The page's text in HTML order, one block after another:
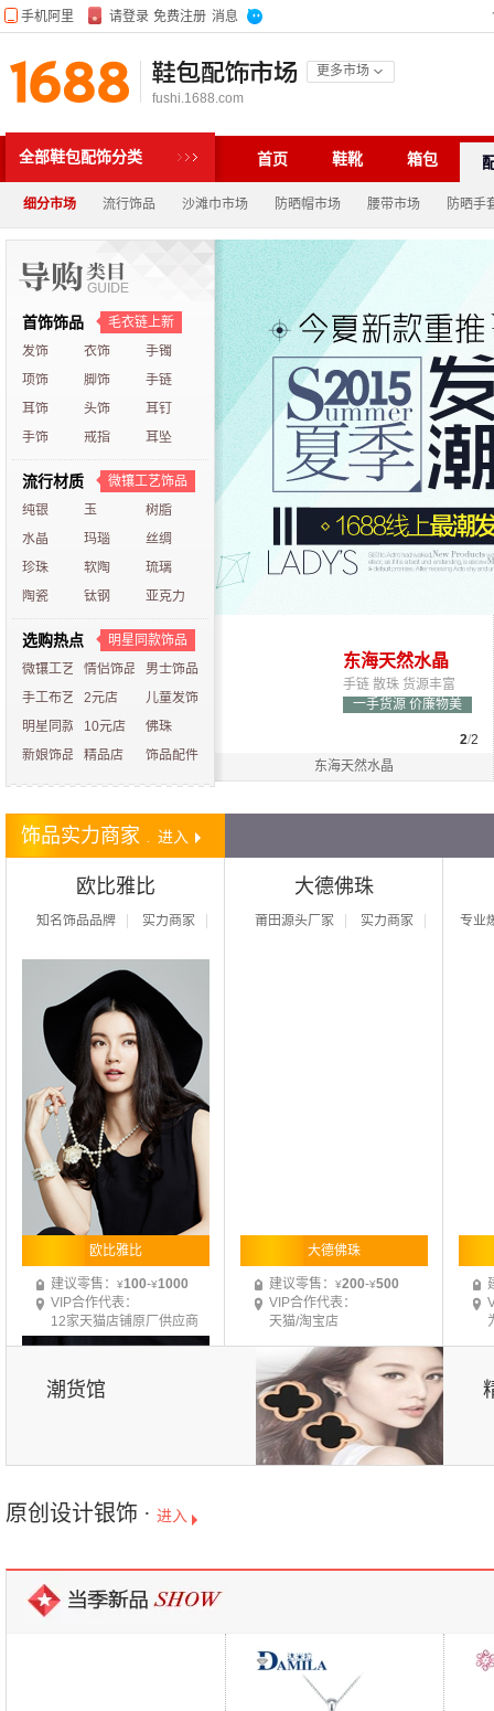
鞋包配饰市场
更多市场
fushi.1688.com
全部鞋包配饰分类 首页 鞋靴 箱包
细分市场 流行饰品 沙滩巾市场 防晒帽市场 腰带市场 防晒手
首饰饰品
毛衣链上新
发饰
项饰
耳饰
手饰
衣饰
脚饰
头饰
戒指
手镯
手链
耳钉
耳坠
流行材质
微镶工艺饰品
纯银
水晶
珍珠
陶瓷
玉
玛瑙
软陶
钛钢
树脂
丝绸
琉璃
亚克力
选购热点
明星同款饰品
微镶工艺
手工布艺
明星同款
新娘饰品
情侣饰品
2元店
10元店
精品店
男士饰品
儿童发饰
佛珠
饰品配件
纯银饰品频道
S925 S999银饰批发
东海天然水晶
手链 散珠 货源丰富
一手货源 价廉物美
2/2
东海天然水晶
精品店货源
实地店首选精品首饰
高端利润一手货源
饰品实力商家 . 进入
欧比雅比
知名饰品品牌 实力商家
欧比雅比
建议零售： ¥100-¥1000
VIP合作代表：
12家天猫店铺原厂供应商
月采购额大于5w加盟商67家
大德佛珠
莆田源头厂家 实力商家
大德佛珠
建议零售： ¥200-¥500
VIP合作代表：
天猫/淘宝店
月采购额大于3w加盟商35家
专业
月
潮货馆
原创设计银饰 · 进入